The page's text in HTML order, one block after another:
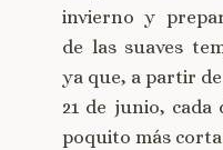
invierno y
de las suaves
ya que, a partir
21 de junio, cada
poquito más